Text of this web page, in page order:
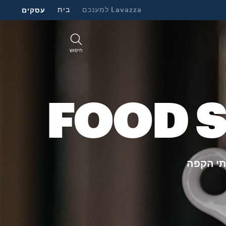
Lavazza למענכם בית עסקים
חיפוש
FOOD
הקפה